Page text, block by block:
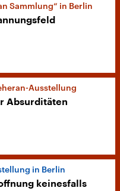
Sammlung“ in Berlin
Ausstellung
Absurditäten
in Berlin
keinesfalls